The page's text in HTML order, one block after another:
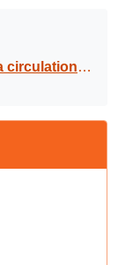
Bas-Du-Fort du 27 mars au 15 avril 2019